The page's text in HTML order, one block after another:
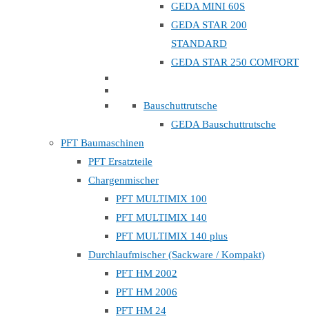
GEDA MINI 60S
GEDA STAR 200
STANDARD
GEDA STAR 250 COMFORT
Bauschuttrutsche
GEDA Bauschuttrutsche
PFT Baumaschinen
PFT Ersatzteile
Chargenmischer
PFT MULTIMIX 100
PFT MULTIMIX 140
PFT MULTIMIX 140 plus
Durchlaufmischer (Sackware / Kompakt)
PFT HM 2002
PFT HM 2006
PFT HM 24